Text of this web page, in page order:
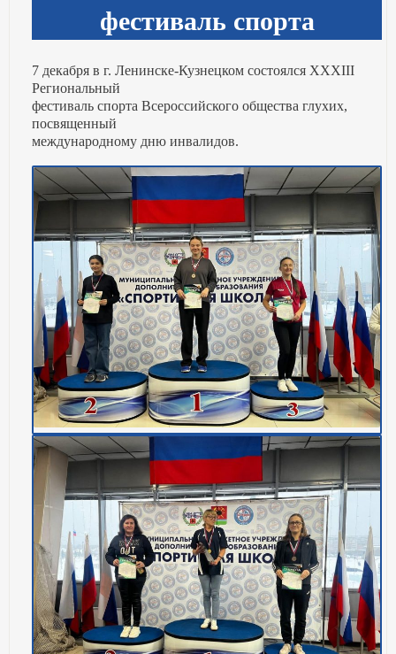
фестиваль спорта
7 декабря в г. Ленинске-Кузнецком состоялся XXXIII
Региональный
фестиваль спорта Всероссийского общества глухих,
посвященный
международному дню инвалидов.